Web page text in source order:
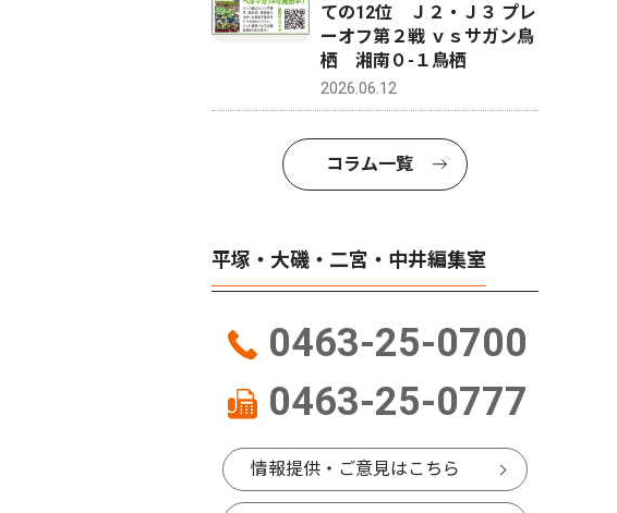
ての12位 Ｊ２・Ｊ３ プレ
ーオフ第２戦 ｖｓサガン鳥
栖 湘南０-１鳥栖
2026.06.12
コラム一覧
平塚・大磯・二宮・中井編集室
0463-25-0700
0463-25-0777
情報提供・ご意見はこちら